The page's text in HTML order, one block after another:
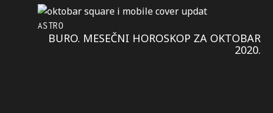
ASTRO
BURO. MESEČNI HOROSKOP ZA OKTOBAR
2020.